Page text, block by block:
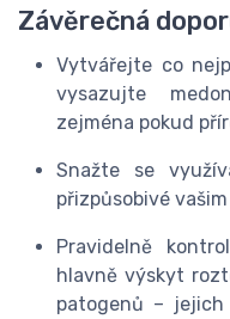
Závěrečná
Vytvářejte co
vysazujte
zejména pokud
Snažte se
přizpůsobivé
Pravidelně
hlavně výskyt
patogenů –